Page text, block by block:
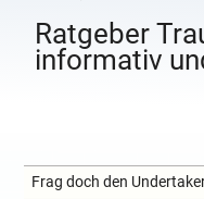
Ratgeber
informativ
Frag doch den